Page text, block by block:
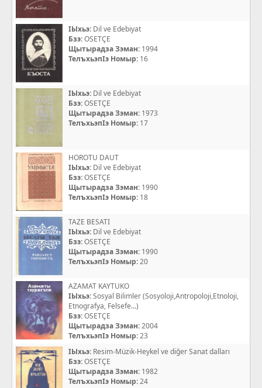
IЫхьэ: Dil ve Edebiyat
Бзэ:OSETÇE
Щытырадза Зэман: 1994
ТелъхьэпIэ Номыр: 16
IЫхьэ: Dil ve Edebiyat
Бзэ:OSETÇE
Щытырадза Зэман: 1973
ТелъхьэпIэ Номыр: 17
HOROTU DAUT
IЫхьэ: Dil ve Edebiyat
Бзэ:OSETÇE
Щытырадза Зэман: 1990
ТелъхьэпIэ Номыр: 18
TAZE BESATI
IЫхьэ: Dil ve Edebiyat
Бзэ:OSETÇE
Щытырадза Зэман: 1990
ТелъхьэпIэ Номыр:20
AZAMAT KAYTUKO
IЫхьэ:Sosyal Bilimler (Sosyoloji,Antropoloji,Etnoloji,
Etnografya, Felsefe...)
Бзэ:OSETÇE
Щытырадза Зэман:2004
ТелъхьэпIэ Номыр:23
IЫхьэ: Resim-Müzik-Heykel ve diğer Sanat dalları
Бзэ:OSETÇE
Щытырадза Зэман: 1982
ТелъхьэпIэ Номыр:24